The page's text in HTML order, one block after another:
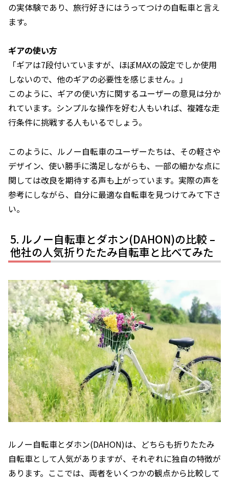
の実体験であり、旅行好きにはうってつけの自転車と言え
ます。
ギアの使い方
「ギアは7段付いていますが、ほぼMAXの設定でしか使用
しないので、他のギアの必要性を感じません。」
このように、ギアの使い方に関するユーザーの意見は分か
れています。シンプルな操作を好む人もいれば、複雑な走
行条件に挑戦する人もいるでしょう。
このように、ルノー自転車のユーザーたちは、その軽さや
デザイン、使い勝手に満足しながらも、一部の細かな点に
関しては改良を期待する声も上がっています。実際の声を
参考にしながら、自分に最適な自転車を見つけてみて下さ
い。
ルノー自転車とダホン(DAHON)の比較 –
他社の人気折りたたみ自転車と比べてみた
ルノー自転車とダホン(DAHON)は、どちらも折りたたみ
自転車として人気がありますが、それぞれに独自の特徴が
あります。ここでは、両者をいくつかの観点から比較して